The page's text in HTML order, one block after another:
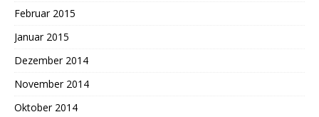
Februar 2015
Januar 2015
Dezember 2014
November 2014
Oktober 2014